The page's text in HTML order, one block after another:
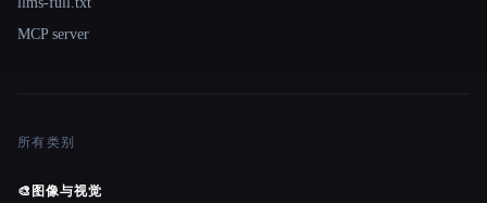
MCP server
所有类别
🎨 图像与视觉